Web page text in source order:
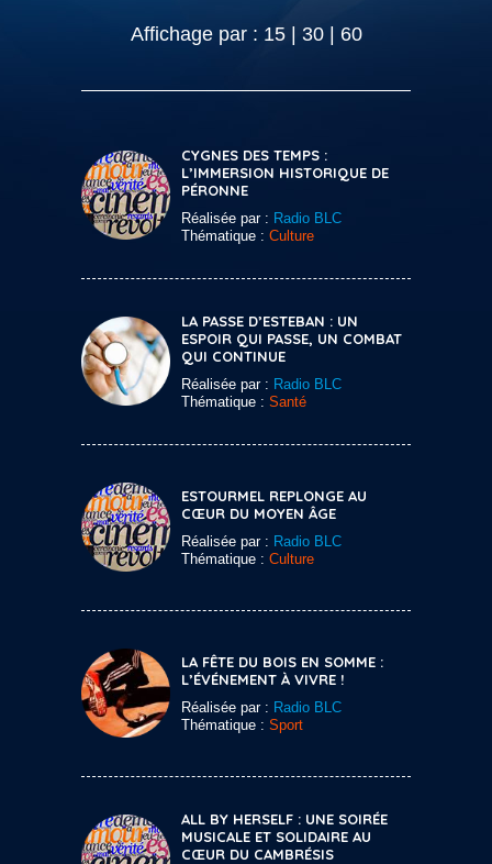
Affichage par : 15| 30| 60
CYGNES DES TEMPS :
L’IMMERSION HISTORIQUE DE
PÉRONNE
Réalisée par : Radio BLC
Thématique : Culture
LA PASSE D’ESTEBAN : UN
ESPOIR QUI PASSE, UN COMBAT
QUI CONTINUE
Réalisée par : Radio BLC
Thématique : Santé
ESTOURMEL REPLONGE AU
CŒUR DU MOYEN ÂGE
Réalisée par : Radio BLC
Thématique : Culture
LA FÊTE DU BOIS EN SOMME :
L’ÉVÉNEMENT À VIVRE !
Réalisée par : Radio BLC
Thématique : Sport
ALL BY HERSELF : UNE SOIRÉE
MUSICALE ET SOLIDAIRE AU
CŒUR DU CAMBRÉSIS